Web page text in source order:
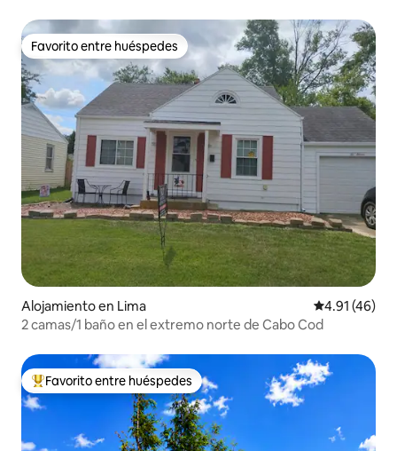
Favorito entre huéspedes
Favorito entre huéspedes
Alojamiento en Lima Calificación
4.91 (46)
2 camas/1 baño en el extremo norte de Cabo Cod
Favorito entre huéspedes preferido
Favorito entre huéspedes